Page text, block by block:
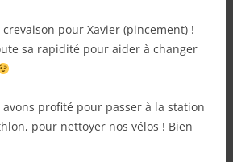
pour Xavier (pincement) !
sa rapidité pour aider à changer
profité pour passer à la station
pour nettoyer nos vélos ! Bien